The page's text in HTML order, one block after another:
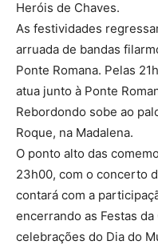
Heróis de Chaves.
As festividades
arruada de bandas
Ponte Romana. Pelas
atua junto à Ponte
Rebordondo sobe ao
Roque, na Madalena.
O ponto alto das
23h00, com o concerto
contará com a
encerrando as Festas
celebrações do Dia do